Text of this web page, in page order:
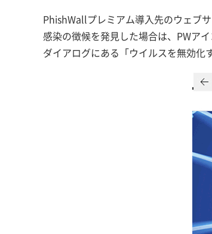
PhishWallプレミアム導入先のウェブ
感染の徴候を発見した場合は、PWア
ダイアログにある「ウイルスを無効